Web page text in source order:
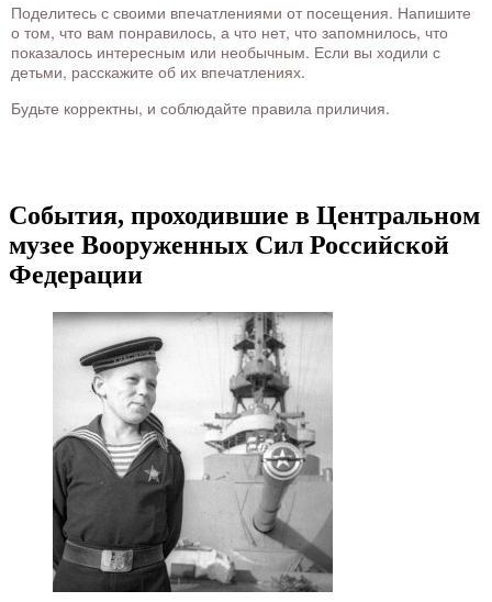
Поделитесь с своими впечатлениями от посещения. Напишите
о том, что вам понравилось, а что нет, что запомнилось, что
показалось интересным или необычным. Если вы ходили с
детьми, расскажите об их впечатлениях.
Будьте корректны, и соблюдайте правила приличия.
События, проходившие в Центральном
музее Вооруженных Сил Российской
Федерации